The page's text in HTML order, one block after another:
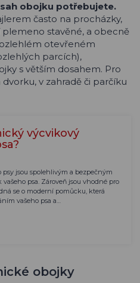
obojku potřebujete.
často na procházky,
stavěné, a obecně
otevřeném
parcích),
s větším dosahem. Pro
v zahradě či parčíku
výcvikový
jsou spolehlivým a bezpečným
psa. Zároveň jsou vhodné pro
se o moderní pomůcku, která
vašeho psa a…
obojky